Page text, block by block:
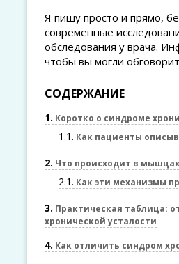
Я пишу просто и прямо,
современные
обследования у врача.
чтобы вы могли
СОДЕРЖАНИЕ
1 Коротко о синдроме
1.1 Как пациенты
2 Что происходит в
2.1 Как эти механизмы
3 Практическая таблица:
хронической усталости
4 Как отличить синдром